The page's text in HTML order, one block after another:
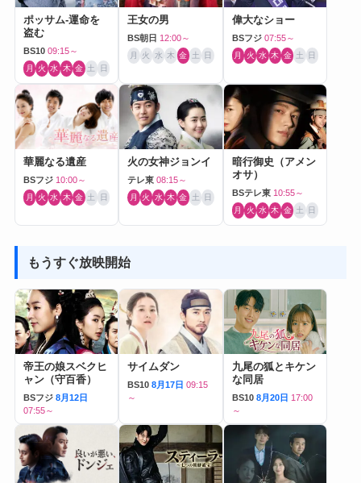
ポッサム-運命を
盗む
BS10 09:15～
月 火 水 木 金 土 日
王女の男
BS朝日 12:00～
月 火 水 木 金 土 日
偉大なショー
BSフジ 07:55～
月 火 水 木 金 土 日
華麗なる遺産
BSフジ 10:00～
月 火 水 木 金 土 日
火の女神ジョンイ
テレ東 08:15～
月 火 水 木 金 土 日
暗行御史（アメン
オサ）
BSテレ東 10:55～
月 火 水 木 金 土 日
もうすぐ放映開始
帝王の娘スベクヒ
ャン（守百香）
BSフジ 8月12日
07:55～
サイムダン
BS10 8月17日 09:15
～
九尾の狐とキケン
な同居
BS10 8月20日 17:00
～